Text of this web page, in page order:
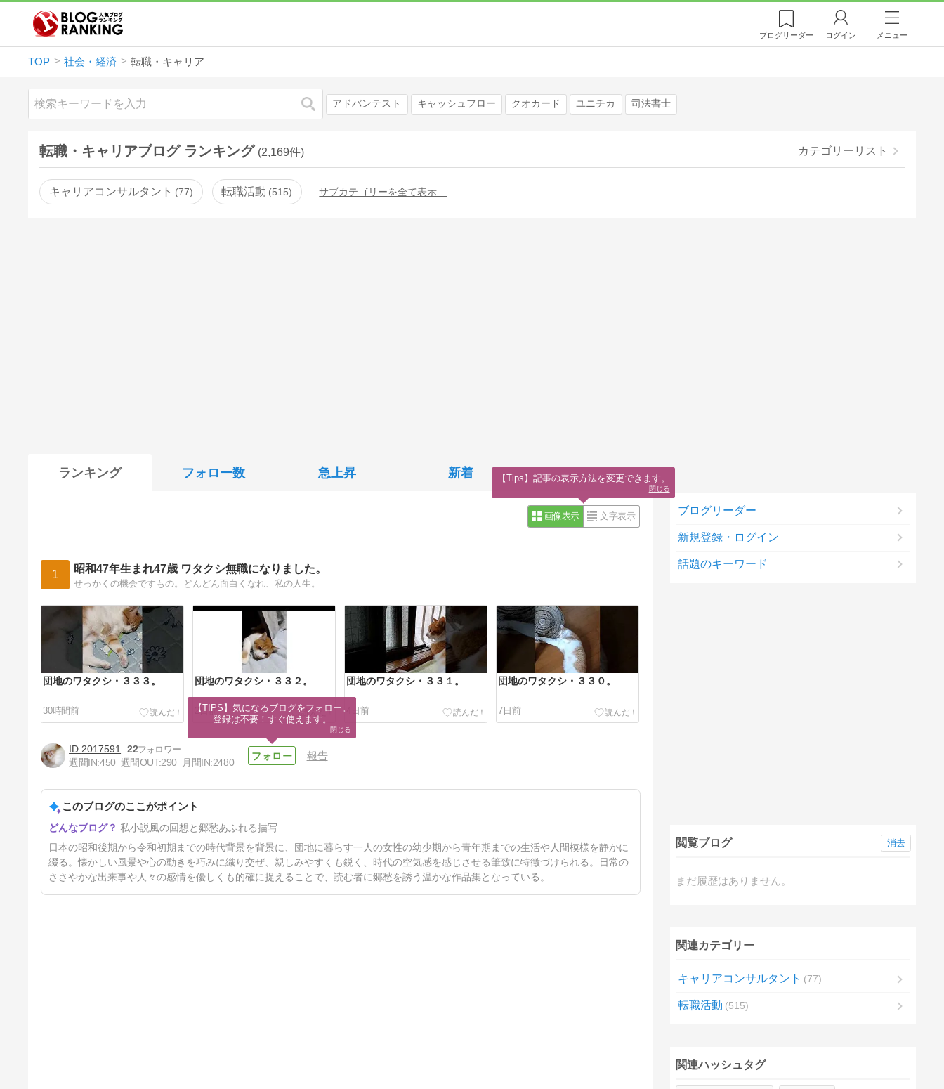
ブログリーダー ログイン メニュー
TOP 社会・経済 転職・キャリア
検索 アドバンテスト キャッシュフロー クオカード ユニチカ 司法書士
転職・キャリアブログ ランキング (2,169件) カテゴリーリスト
キャリアコンサルタント 77 転職活動 515 サブカテゴリーを全て表示…
ランキング フォロー数 急上昇 新着
画像表示 文字表示
1 昭和47年生まれ47歳 ワタクシ無職になりました。
せっかくの機会ですもの。どんどん面白くなれ、私の人生。
団地のワタクシ・３３３。
30時間前
団地のワタクシ・３３２。
2日前
団地のワタクシ・３３１。
4日前
団地のワタクシ・３３０。
7日前
団地のワタクシ・３２９。
9日前
2017591
22
週間IN:450 週間OUT:290 月間IN:2480
報告
このブログのここがポイント
私小説風の回想と郷愁あふれる描写
日本の昭和後期から令和初期までの時代背景を背景に、団地に暮らす一人の女性の幼少期から青年期までの生活や人間模様を静かに
綴る。懐かしい風景や心の動きを巧みに織り交ぜ、親しみやすくも鋭く、時代の空気感を感じさせる筆致に特徴づけられる。日常の
ささやかな出来事や人々の感情を優しくも的確に捉えることで、読む者に郷愁を誘う温かな作品集となっている。
ブログリーダー
新規登録・ログイン
話題のキーワード
閲覧ブログ
まだ履歴はありません。
消去
関連カテゴリー
キャリアコンサルタント 77
転職活動 515
関連ハッシュタグ
【TIPS】気になるブログをフォロー。
登録は不要！すぐ使えます。
閉じる
【Tips】記事の表示方法を変更できます。
閉じる